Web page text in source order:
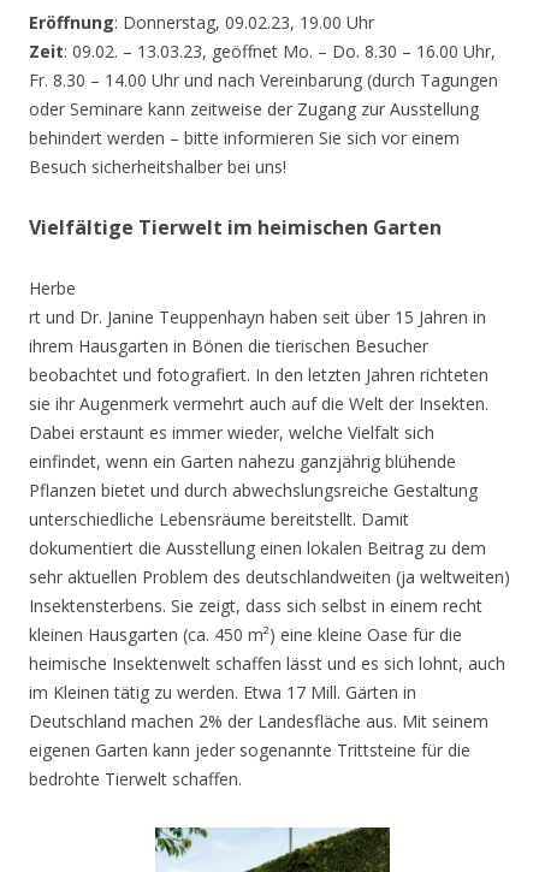
Eröffnung: Donnerstag, 09.02.23, 19.00 Uhr
Zeit: 09.02. – 13.03.23, geöffnet Mo. – Do. 8.30 – 16.00 Uhr,
Fr. 8.30 – 14.00 Uhr und nach Vereinbarung (durch Tagungen
oder Seminare kann zeitweise der Zugang zur Ausstellung
behindert werden – bitte informieren Sie sich vor einem
Besuch sicherheitshalber bei uns!
Vielfältige Tierwelt im heimischen Garten
Herbe
rt und Dr. Janine Teuppenhayn haben seit über 15 Jahren in
ihrem Hausgarten in Bönen die tierischen Besucher
beobachtet und fotografiert. In den letzten Jahren richteten
sie ihr Augenmerk vermehrt auch auf die Welt der Insekten.
Dabei erstaunt es immer wieder, welche Vielfalt sich
einfindet, wenn ein Garten nahezu ganzjährig blühende
Pflanzen bietet und durch abwechslungsreiche Gestaltung
unterschiedliche Lebensräume bereitstellt. Damit
dokumentiert die Ausstellung einen lokalen Beitrag zu dem
sehr aktuellen Problem des deutschlandweiten (ja weltweiten)
Insektensterbens. Sie zeigt, dass sich selbst in einem recht
kleinen Hausgarten (ca. 450 m²) eine kleine Oase für die
heimische Insektenwelt schaffen lässt und es sich lohnt, auch
im Kleinen tätig zu werden. Etwa 17 Mill. Gärten in
Deutschland machen 2% der Landesfläche aus. Mit seinem
eigenen Garten kann jeder sogenannte Trittsteine für die
bedrohte Tierwelt schaffen.